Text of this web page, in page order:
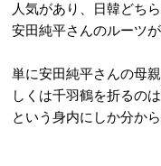
人気があり、日韓どち
安田純平さんのルーツ
単に安田純平さんの母
しくは千羽鶴を折るの
という身内にしか分か